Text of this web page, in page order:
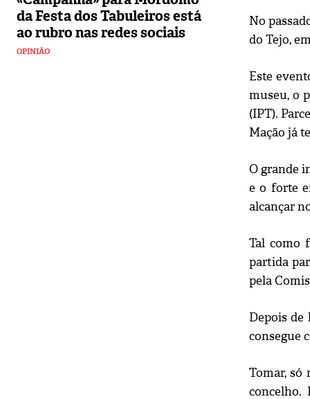
da Festa dos Tabuleiros está
ao rubro nas redes sociais
OPINIÃO
No
do Tejo,
Este
museu, o
(IPT).
Mação já
O grande
e o forte
alcançar
Tal como
partida
pela
Depois de
consegue
Tomar, só
concelho.